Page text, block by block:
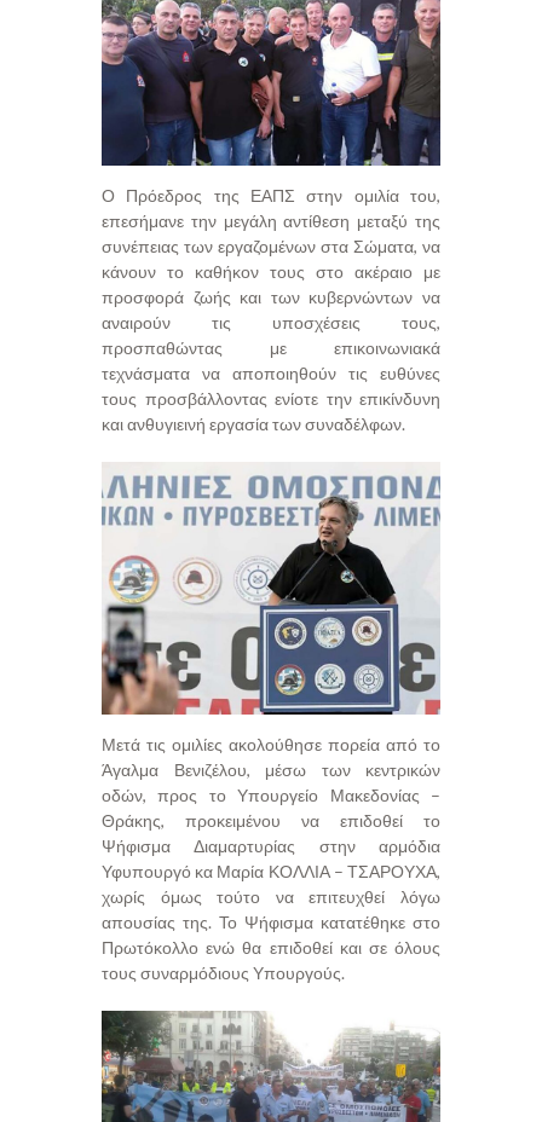
Ο Πρόεδρος της ΕΑΠΣ στην ομιλία του,
επεσήμανε την μεγάλη αντίθεση μεταξύ της
συνέπειας των εργαζομένων στα Σώματα, να
κάνουν το καθήκον τους στο ακέραιο με
προσφορά ζωής και των κυβερνώντων να
αναιρούν τις υποσχέσεις τους,
προσπαθώντας με επικοινωνιακά
τεχνάσματα να αποποιηθούν τις ευθύνες
τους προσβάλλοντας ενίοτε την επικίνδυνη
και ανθυγιεινή εργασία των συναδέλφων.
Μετά τις ομιλίες ακολούθησε πορεία από το
Άγαλμα Βενιζέλου, μέσω των κεντρικών
οδών, προς το Υπουργείο Μακεδονίας –
Θράκης, προκειμένου να επιδοθεί το
Ψήφισμα Διαμαρτυρίας στην αρμόδια
Υφυπουργό κα Μαρία ΚΟΛΛΙΑ – ΤΣΑΡΟΥΧΑ,
χωρίς όμως τούτο να επιτευχθεί λόγω
απουσίας της. Το Ψήφισμα κατατέθηκε στο
Πρωτόκολλο ενώ θα επιδοθεί και σε όλους
τους συναρμόδιους Υπουργούς.